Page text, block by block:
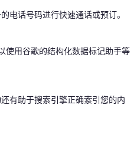
电话号码进行快速通话或预订。
使用谷歌的结构化数据标记助手等
有助于搜索引擎正确索引您的内